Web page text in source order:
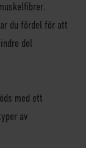
du fördel för att
del
med ett
av